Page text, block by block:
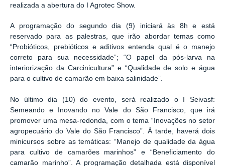
realizada a abertura do I Agrotec Show.
A programação do segundo dia (9) iniciará às 8h e está
reservado para as palestras, que irão abordar temas como
“Probióticos, prebióticos e aditivos entenda qual é o manejo
correto para sua necessidade”; “O papel da pós-larva na
interiorização da Carcinicultura” e “Qualidade de solo e água
para o cultivo de camarão em baixa salinidade”.
No último dia (10) do evento, será realizado o I Seivasf:
Semeando e Inovando no Vale do São Francisco, que irá
promover uma mesa-redonda, com o tema “Inovações no setor
agropecuário do Vale do São Francisco”. À tarde, haverá dois
minicursos sobre as temáticas: “Manejo de qualidade da água
para cultivo de camarões marinhos” e “Beneficiamento do
camarão marinho”. A programação detalhada está disponível